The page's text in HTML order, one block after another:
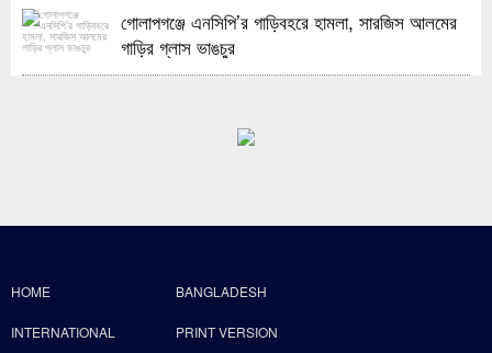
গোলাপগঞ্জে এনসিপি’র গাড়িবহরে হামলা, সারজিস আলমের
গাড়ির গ্লাস ভাঙচুর
HOME BANGLADESH
INTERNATIONAL PRINT VERSION